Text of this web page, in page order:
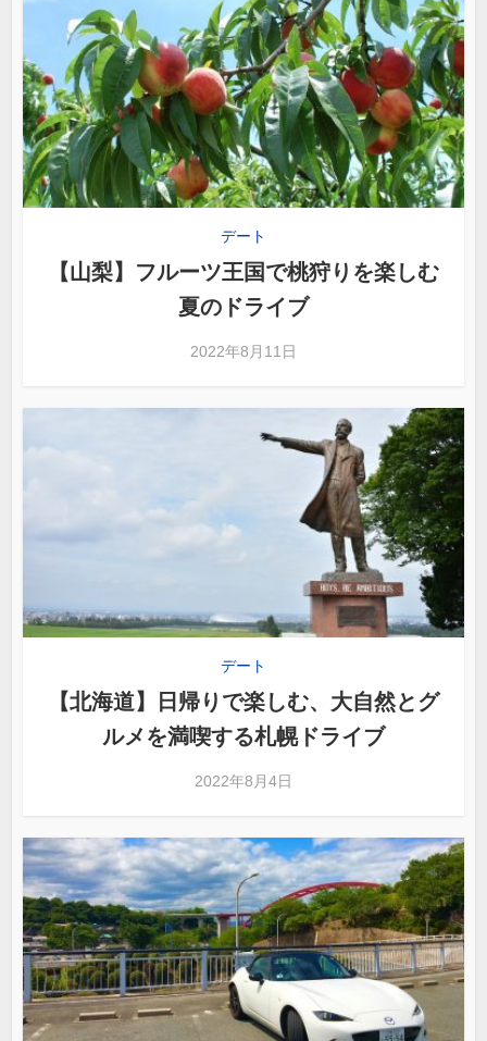
デート
【山梨】フルーツ王国で桃狩りを楽しむ
夏のドライブ
2022年8月11日
デート
【北海道】日帰りで楽しむ、大自然とグ
ルメを満喫する札幌ドライブ
2022年8月4日